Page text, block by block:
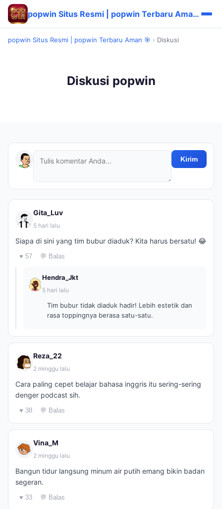
popwin Situs Resmi | popwin Terbaru Aman 🎯
popwin Situs Resmi | popwin Terbaru Aman 🎯 › Diskusi
Diskusi popwin
Kirim
Gita_Luv
5 hari lalu
Siapa di sini yang tim bubur diaduk? Kita harus bersatu! 😂
♥ 57 💬 Balas
Hendra_Jkt
5 hari lalu
Tim bubur tidak diaduk hadir! Lebih estetik dan
rasa toppingnya berasa satu-satu.
Reza_22
2 minggu lalu
Cara paling cepet belajar bahasa inggris itu sering-sering
denger podcast sih.
♥ 38 💬 Balas
Vina_M
2 minggu lalu
Bangun tidur langsung minum air putih emang bikin badan
segeran.
♥ 33 💬 Balas